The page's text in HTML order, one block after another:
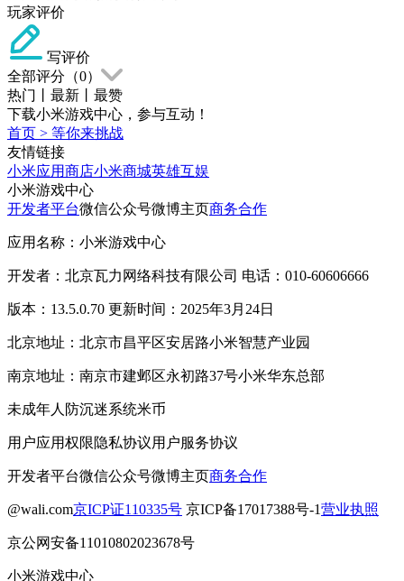
玩家评价
写评价
全部评分（0）
热门
最新
最赞
下载小米游戏中心，参与互动！
首页 > 等你来挑战
友情链接
小米应用商店小米商城英雄互娱
小米游戏中心
开发者平台微信公众号微博主页商务合作
应用名称：小米游戏中心
开发者：北京瓦力网络科技有限公司 电话：010-60606666
版本：13.5.0.70 更新时间：2025年3月24日
北京地址：北京市昌平区安居路小米智慧产业园
南京地址：南京市建邺区永初路37号小米华东总部
未成年人防沉迷系统米币
用户应用权限隐私协议用户服务协议
开发者平台微信公众号微博主页商务合作
@wali.com京ICP证110335号 京ICP备17017388号-1营业执照
京公网安备11010802023678号
小米游戏中心